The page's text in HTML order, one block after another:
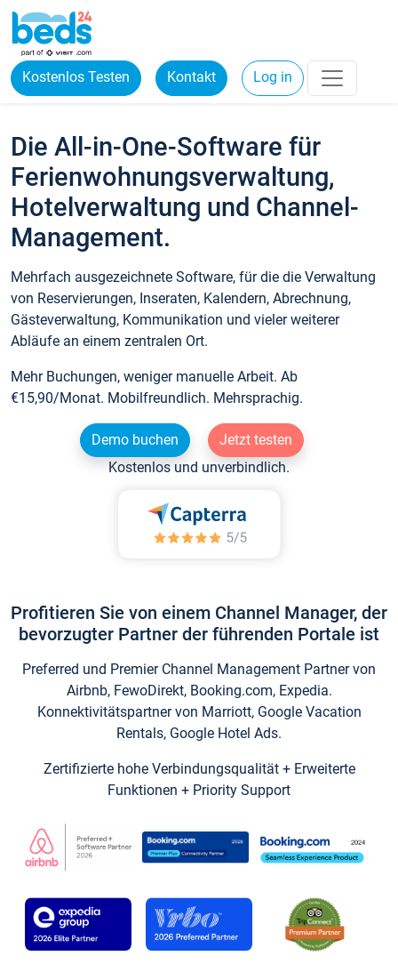
Kostenlos Testen Kontakt Log in
Die All-in-One-Software für
Ferienwohnungsverwaltung,
Hotelverwaltung und Channel-
Management.
Mehrfach ausgezeichnete Software, für die die Verwaltung
von Reservierungen, Inseraten, Kalendern, Abrechnung,
Gästeverwaltung, Kommunikation und vieler weiterer
Abläufe an einem zentralen Ort.
Mehr Buchungen, weniger manuelle Arbeit. Ab
€15,90/Monat. Mobilfreundlich. Mehrsprachig.
Demo buchen
Jetzt testen
Kostenlos und unverbindlich.
Profitieren Sie von einem Channel Manager, der
bevorzugter Partner der führenden Portale ist
Preferred und Premier Channel Management Partner von
Airbnb, FewoDirekt, Booking.com, Expedia.
Konnektivitätspartner von Marriott, Google Vacation
Rentals, Google Hotel Ads.
Zertifizierte hohe Verbindungsqualität + Erweiterte
Funktionen + Priority Support